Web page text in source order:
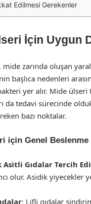
Edilmesi Gerekenler
İçin Uygun
zarında oluşan
başlıca nedenleri
yer alır. Mide
da tedavi sürecinde
bazı noktalar.
için Genel
Asitli Gıdalar Tercih
olur. Asidik yiyecekler
: Lifli gıdalar